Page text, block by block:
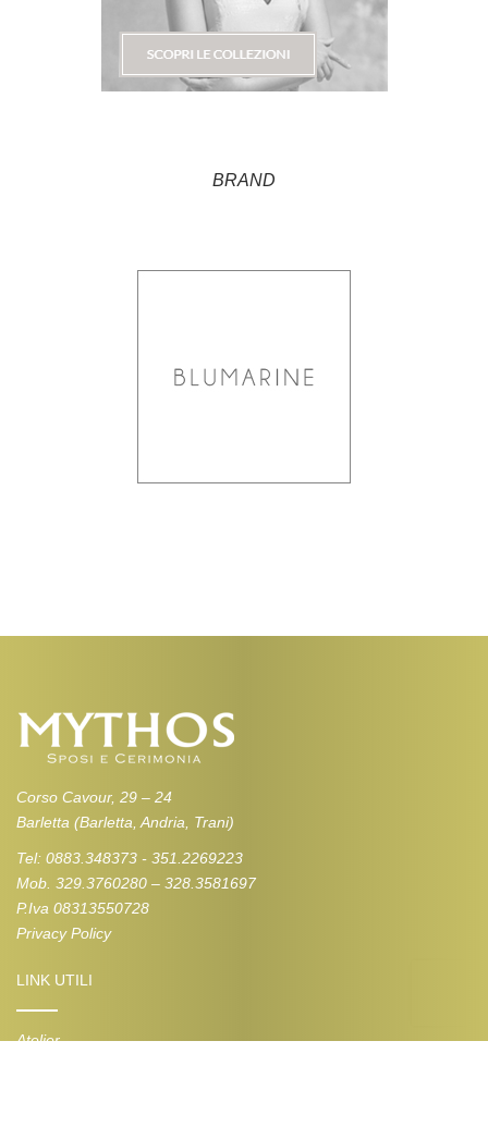
BRAND
Corso Cavour, 29 – 24
Barletta (Barletta, Andria, Trani)
Tel: 0883.348373 - 351.2269223
Mob. 329.3760280 – 328.3581697
P.Iva 08313550728
Privacy Policy
LINK UTILI
Atelier